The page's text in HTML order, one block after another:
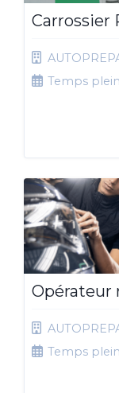
Carrossier
Temps plein
Opérateur
Temps plein